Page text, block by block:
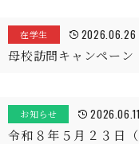
在学生 2026.06.26
母校訪問キャンペーン
お知らせ 2026.06.11
令和８年５月２３日